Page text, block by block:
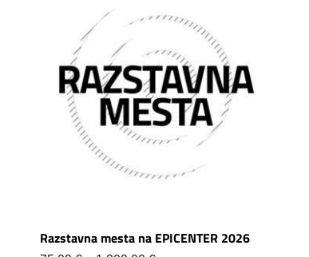
Razstavna mesta na EPICENTER 2026
75.00 €
1,300.00 €